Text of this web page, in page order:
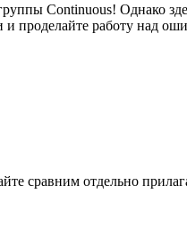
Continuous! Однако
проделайте работу над
сравним отдельно